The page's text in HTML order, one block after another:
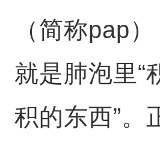
（简称pap
就是肺泡里“
积的东西”。